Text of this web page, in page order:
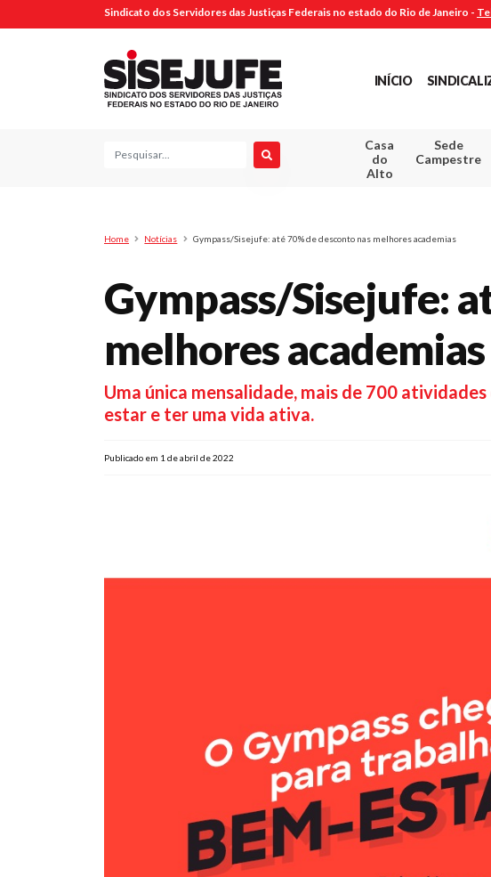
Sindicato dos Servidores das Justiças Federais no estado do Rio de Janeiro -
INÍCIO
Pesquisa
Casa
do
Alto
Sede
Campestre
Home Notícias Gympass/Sisejufe: até 70% de desconto nas melhores academias
Gympass/Sisejufe:
melhores academias
Uma única mensalidade, mais de 700
estar e ter uma vida ativa.
Publicado em 1 de abril de 2022